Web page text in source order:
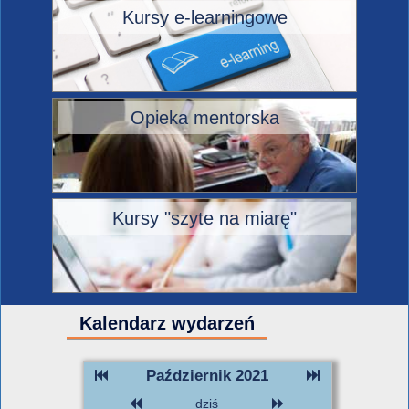
Kursy e-learningowe
Opieka mentorska
Kursy "szyte na miarę"
Kalendarz wydarzeń
Październik 2021
dziś